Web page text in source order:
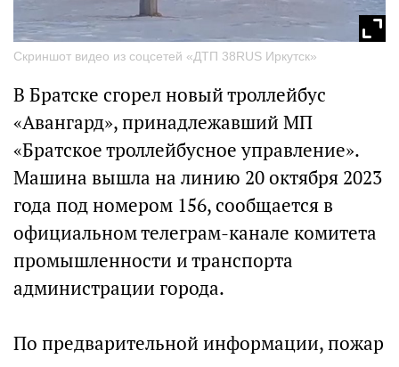
Скриншот видео из соцсетей «ДТП 38RUS Иркутск»
В Братске сгорел новый троллейбус
«Авангард», принадлежавший МП
«Братское троллейбусное управление».
Машина вышла на линию 20 октября 2023
года под номером 156, сообщается в
официальном телеграм-канале комитета
промышленности и транспорта
администрации города.
По предварительной информации, пожар